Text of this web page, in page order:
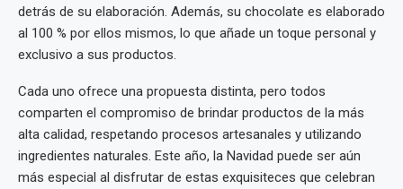
detrás de su elaboración. Además, su chocolate es elaborado
al 100 % por ellos mismos, lo que añade un toque personal y
exclusivo a sus productos.
Cada uno ofrece una propuesta distinta, pero todos
comparten el compromiso de brindar productos de la más
alta calidad, respetando procesos artesanales y utilizando
ingredientes naturales. Este año, la Navidad puede ser aún
más especial al disfrutar de estas exquisiteces que celebran